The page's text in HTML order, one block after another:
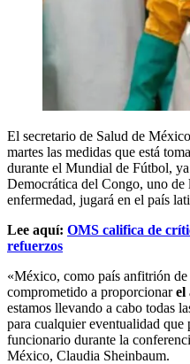
El secretario de Salud de
martes las medidas que está
durante el Mundial de Fútbol,
Democrática del Congo, uno de
enfermedad, jugará en el país
Lee aquí: OMS califica de
refuerzos
«México, como país anfitrión
comprometido a proporcionarel
estamos llevando a cabo todas
para cualquier eventualidad
funcionario durante la
México, Claudia Sheinbaum.